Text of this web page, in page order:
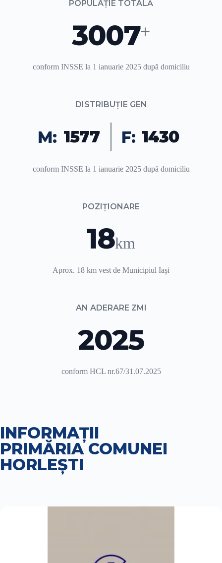
POPULAȚIE TOTALĂ
3007+
conform INSSE la 1 ianuarie 2025 după domiciliu
DISTRIBUȚIE GEN
M: 1577 F: 1430
conform INSSE la 1 ianuarie 2025 după domiciliu
POZIȚIONARE
18km
Aprox. 18 km vest de Municipiul Iași
AN ADERARE ZMI
2025
conform HCL nr.67/31.07.2025
INFORMAȚII
PRIMĂRIA COMUNEI
HORLEŞTI